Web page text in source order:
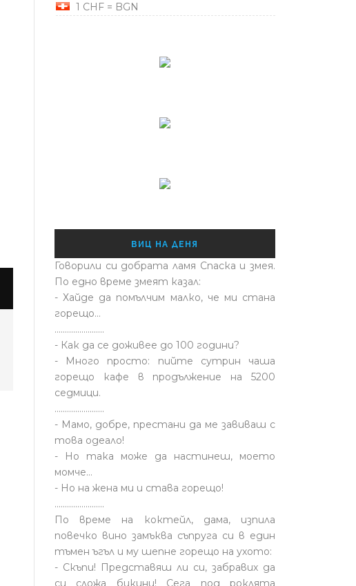
1 CHF = BGN
ВИЦ НА ДЕНЯ
Говорили си добрата ламя Спаска и змея.
По едно време змеят казал:
- Хайде да помълчим малко, че ми стана
горещо...
........................
- Как да се доживее до 100 години?
- Много просто: пийте сутрин чаша
горещо кафе в продължение на 5200
седмици.
........................
- Мамо, добре, престани да ме завиваш с
това одеало!
- Но така може да настинеш, моето
момче…
- Но на жена ми и става горещо!
........................
По време на коктейл, дама, изпила
повечко вино замъква съпруга си в един
тъмен ъгъл и му шепне горещо на ухото:
- Скъпи! Представяш ли си, забравих да
си сложа бикини! Сега под роклята